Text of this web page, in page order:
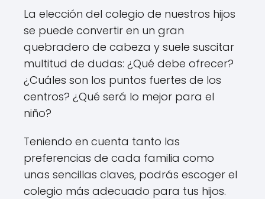
La elección del colegio de nuestros hijos
se puede convertir en un gran
quebradero de cabeza y suele suscitar
multitud de dudas: ¿Qué debe ofrecer?
¿Cuáles son los puntos fuertes de los
centros? ¿Qué será lo mejor para el
niño?
Teniendo en cuenta tanto las
preferencias de cada familia como
unas sencillas claves, podrás escoger el
colegio más adecuado para tus hijos.